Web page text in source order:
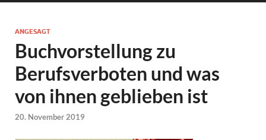
ANGESAGT
Buchvorstellung zu
Berufsverboten und was
von ihnen geblieben ist
20. November 2019